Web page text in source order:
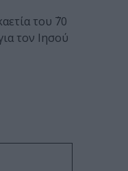
του ΄70
τον Ιησού